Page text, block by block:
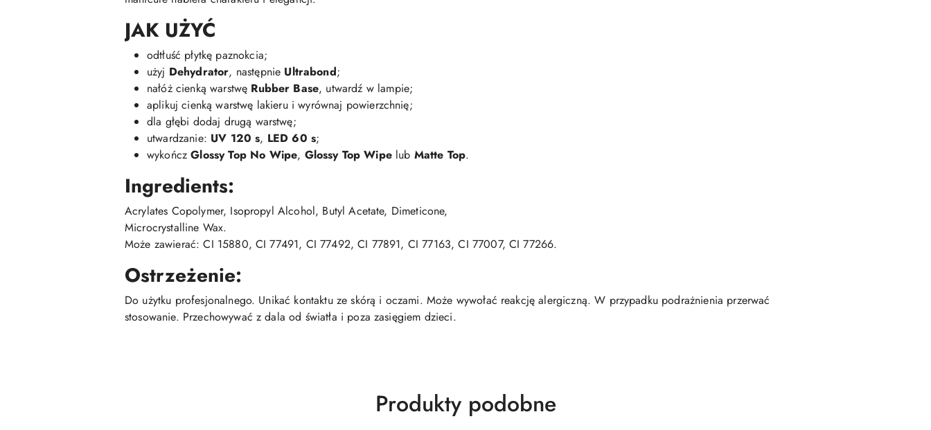
JAK UŻYĆ
odtłuść płytkę paznokcia;
użyj Dehydrator, następnie Ultrabond;
nałóż cienką warstwę Rubber Base, utwardź w lampie;
aplikuj cienką warstwę lakieru i wyrównaj powierzchnię;
dla głębi dodaj drugą warstwę;
utwardzanie: UV 120 s, LED 60 s;
wykończGlossy Top No Wipe, Glossy Top Wipelub Matte Top.
Ingredients:
Acrylates Copolymer, Isopropyl Alcohol, Butyl Acetate, Dimeticone,
Microcrystalline Wax.
Może zawierać: CI 15880, CI 77491, CI 77492, CI 77891, CI 77163, CI 77007, CI 77266.
Ostrzeżenie:
Do użytku profesjonalnego. Unikać kontaktu ze skórą i oczami. Może wywołać reakcję alergiczną. W przypadku podrażnienia przerwać
stosowanie. Przechowywać z dala od światła i poza zasięgiem dzieci.
Produkty
Produkty podobne